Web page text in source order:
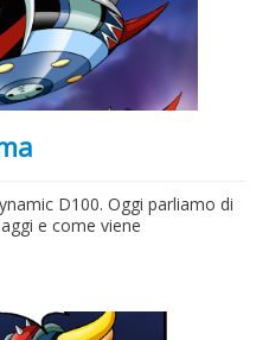
D100. Oggi parliamo di
e come viene